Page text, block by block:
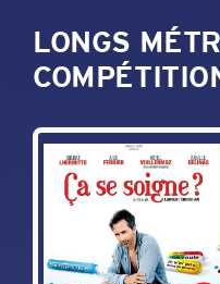
LONGS